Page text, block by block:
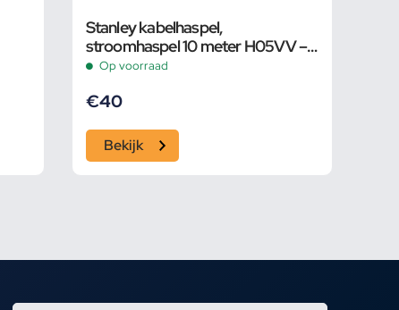
Stanley kabelhaspel,
stroomhaspel 10 meter H05VV –
F 3 x 1.5 mm
Op voorraad
€40
Bekijk